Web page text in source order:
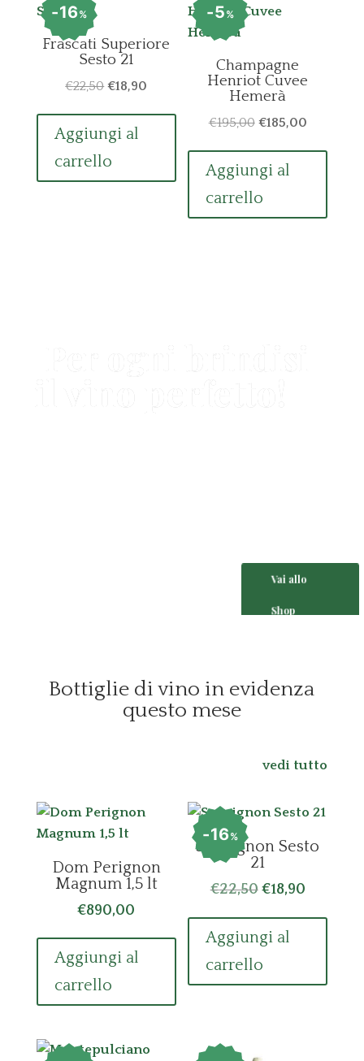
16%
Frascati Superiore
Sesto 21
€22,50 Il
originale
€22,50.
€18,90
Aggiungi al
carrello
5%
Champagne
Henriot Cuvee
Hemerà
€195,00 Il
originale
€195,00.
€185,00Il
Aggiungi al
carrello
Vai allo
Shop
Bottiglie di vino in evidenza
questo mese
vedi tutto
Dom Perignon
Magnum 1,5 lt
€890,00
Aggiungi al
carrello
16%
Sauvignon Sesto
21
€22,50 Il
originale
era:
€22,50.
€18,90Il
Aggiungi al
carrello